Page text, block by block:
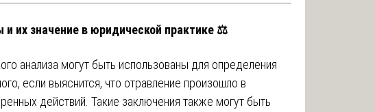
их значение в юридической практике ⚖️
анализа могут быть использованы для определения
если выяснится, что отравление произошло в
действий. Такие заключения также могут быть